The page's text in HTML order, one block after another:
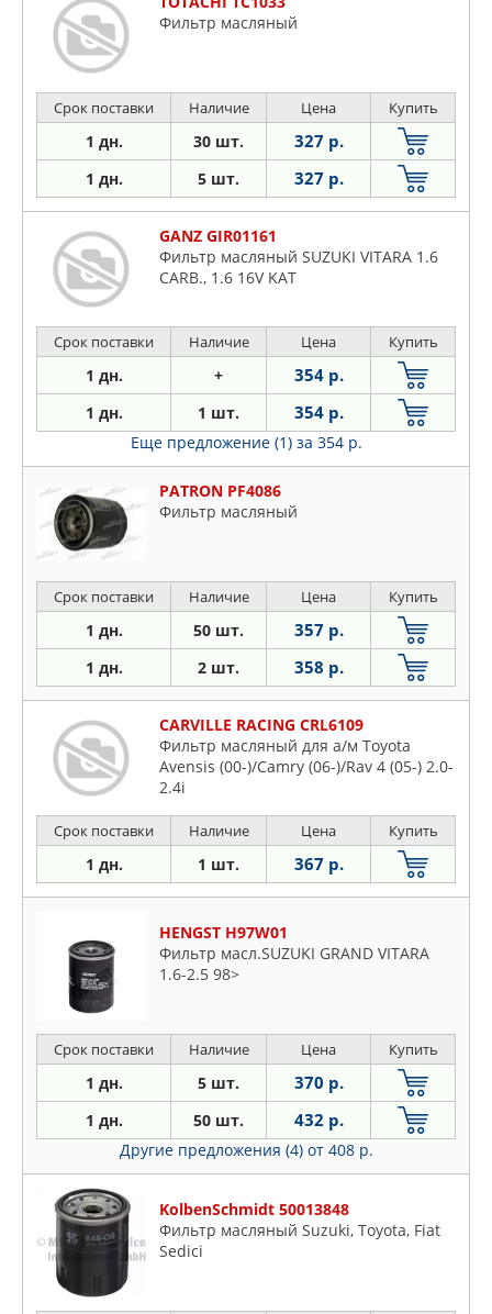
Фильтр масляный
Срок поставки Наличие Цена Купить
1 дн. 30 шт. 327 р.
1 дн. 5 шт. 327 р.
GANZ GIR01161
Фильтр масляный SUZUKI VITARA 1.6
CARB., 1.6 16V KAT
Срок поставки Наличие Цена Купить
1 дн. + 354 р.
1 дн. 1 шт. 354 р.
Еще предложение (1) за 354 р.
PATRON PF4086
Фильтр масляный
Срок поставки Наличие Цена Купить
1 дн. 50 шт. 357 р.
1 дн. 2 шт. 358 р.
CARVILLE RACING CRL6109
Фильтр масляный для а/м Toyota
Avensis (00-)/Camry (06-)/Rav 4 (05-) 2.0-
2.4i
Срок поставки Наличие Цена Купить
1 дн. 1 шт. 367 р.
HENGST H97W01
Фильтр масл.SUZUKI GRAND VITARA
1.6-2.5 98>
Срок поставки Наличие Цена Купить
1 дн. 5 шт. 370 р.
1 дн. 50 шт. 432 р.
Другие предложения (4) от 408 р.
KolbenSchmidt 50013848
Фильтр масляный Suzuki, Toyota, Fiat
Sedici